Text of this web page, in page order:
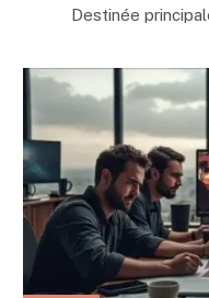
Destinée